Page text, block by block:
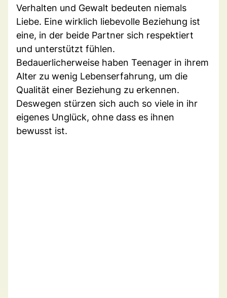
Verhalten und Gewalt bedeuten niemals
Liebe. Eine wirklich liebevolle Beziehung ist
eine, in der beide Partner sich respektiert
und unterstützt fühlen.
Bedauerlicherweise haben Teenager in ihrem
Alter zu wenig Lebenserfahrung, um die
Qualität einer Beziehung zu erkennen.
Deswegen stürzen sich auch so viele in ihr
eigenes Unglück, ohne dass es ihnen
bewusst ist.